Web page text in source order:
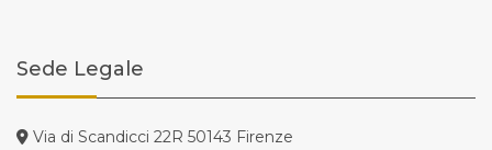
Sede Legale
Via di Scandicci 22R 50143 Firenze